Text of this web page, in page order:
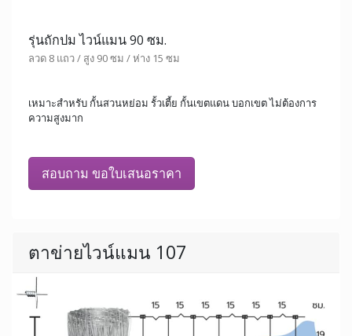
รุ่นถักปม ไวน์แมน 90 ซม.
ลวด 8 แถว / สูง 90 ซม / ห่าง 15 ซม
เหมาะสำหรับ กั้นสวนหย่อม รั้วเตี้ย กั้นเขตแดน บอกเขต ไม่ต้องการ
ความสูงมาก
สอบถาม ขอใบเสนอราคา
ตาข่ายไวน์แมน 107